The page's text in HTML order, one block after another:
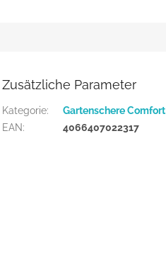
Zusätzliche Parameter
Kategorie:
Gartenschere Comfort
EAN: 4066407022317